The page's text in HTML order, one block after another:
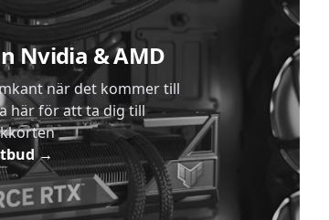
Nvidia & AMD
när det kommer till
här för att ta dig till
→